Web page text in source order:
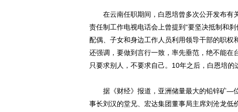
在云南任职期间，白恩培曾多次公开发布有
责任制工作电视电话会上曾提到“要坚决抵制和
配偶、子女和身边工作人员利用领导干部的职权
还强调，要做到言行一致，率先垂范，绝不能在
只要求别人，不要求自己。10年之后，白恩培的
据《财经》报道，亚洲储量最大的铅锌矿—
事长刘汉的堂兄、宏达集团董事局主席刘沧龙低